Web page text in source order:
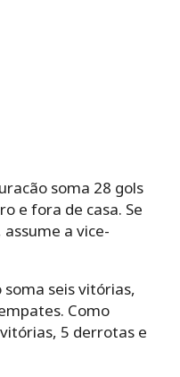
soma 28 gols
e fora de casa. Se
a vice-
seis vitórias,
Como
5 derrotas e